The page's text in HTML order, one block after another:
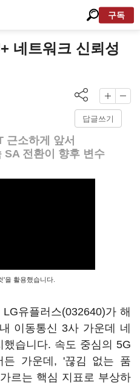
구독
네트워크 신뢰성
답글쓰기
근소하게 앞서
SA 전환이 향후 변수
'을 활용했습니다.
LG유플러스(032640)가 해
이동통신 3사 가운데 네
습니다. 속도 중심의 5G
든 가운데, '끊김 없는 품
르는 핵심 지표로 부상하